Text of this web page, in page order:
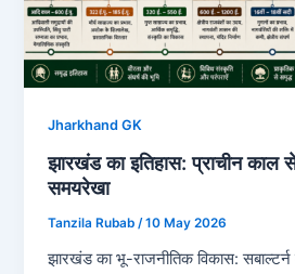
Jharkhand GK
झारखंड का इतिहास: प्राचीन काल
समयरेखा
Tanzila Rubab/10 May 2026
झारखंड का भू-राजनीतिक विकास: सबाल्टर्न